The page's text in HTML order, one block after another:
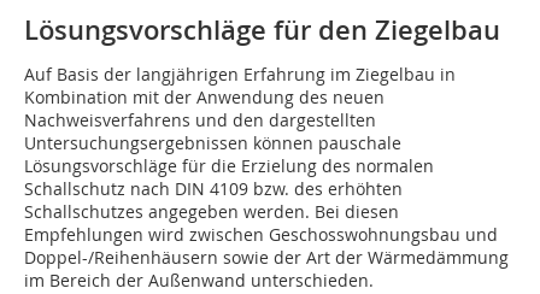
Lösungsvorschläge für den Ziegelbau
Auf Basis der langjährigen Erfahrung im Ziegelbau in
Kombination mit der Anwendung des neuen
Nachweisverfahrens und den dargestellten
Untersuchungsergebnissen können pauschale
Lösungsvorschläge für die Erzielung des normalen
Schallschutz nach DIN 4109 bzw. des erhöhten
Schallschutzes angegeben werden. Bei diesen
Empfehlungen wird zwischen Geschosswohnungsbau und
Doppel-/Reihenhäusern sowie der Art der Wärmedämmung
im Bereich der Außenwand unterschieden.